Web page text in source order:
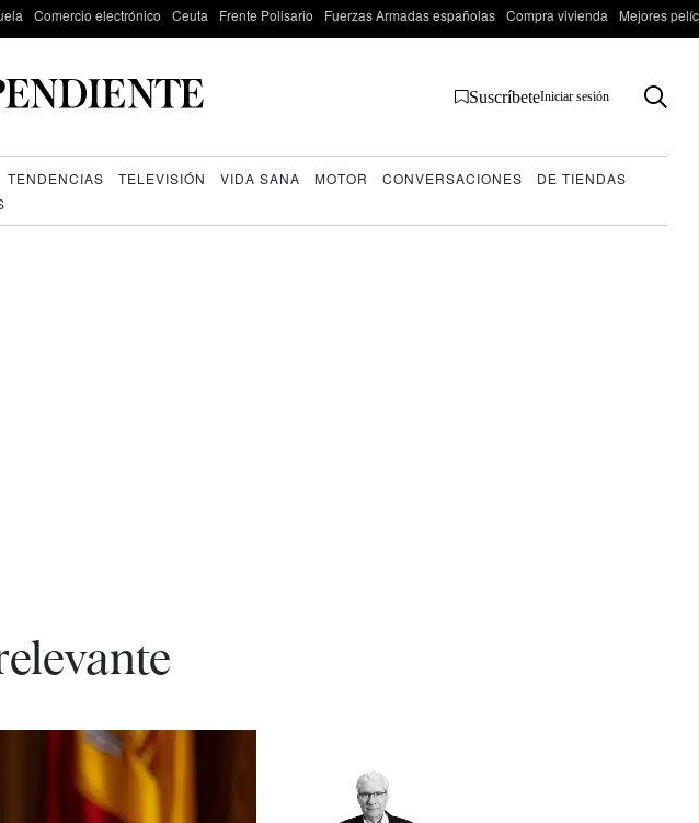
Comercio electrónico Ceuta Frente Polisario Fuerzas Armadas españolas Compra vivienda Mejores
SuscríbeteIniciar sesión
TENDENCIAS TELEVISIÓN VIDA SANA MOTOR CONVERSACIONES
DE TIENDAS